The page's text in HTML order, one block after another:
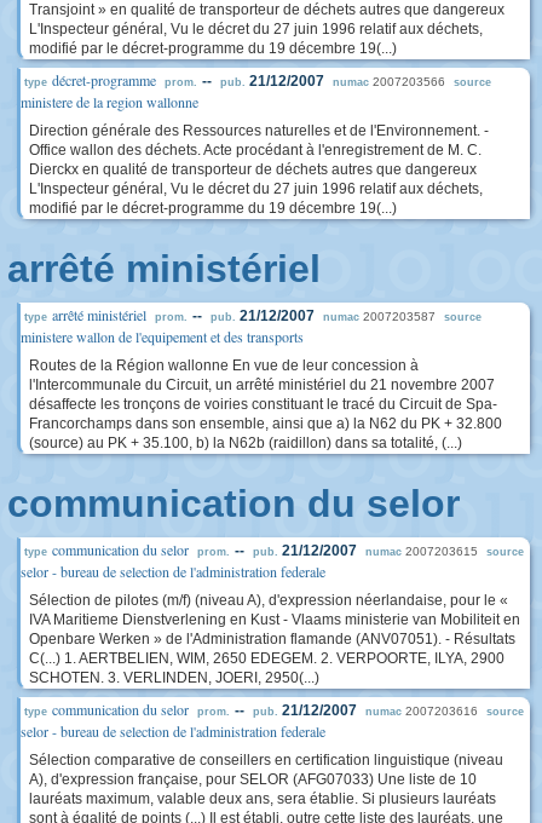
Transjoint » en qualité de transporteur de déchets autres que dangereux
L'Inspecteur général, Vu le décret du 27 juin 1996 relatif aux déchets,
modifié par le décret-programme du 19 décembre 19(...)
type décret-programme prom. -- pub. 21/12/2007 numac 2007203566 source
ministere de la region wallonne
Direction générale des Ressources naturelles et de l'Environnement. -
Office wallon des déchets. Acte procédant à l'enregistrement de M. C.
Dierckx en qualité de transporteur de déchets autres que dangereux
L'Inspecteur général, Vu le décret du 27 juin 1996 relatif aux déchets,
modifié par le décret-programme du 19 décembre 19(...)
arrêté ministériel
type arrêté ministériel prom. -- pub. 21/12/2007 numac 2007203587 source
ministere wallon de l'equipement et des transports
Routes de la Région wallonne En vue de leur concession à
l'Intercommunale du Circuit, un arrêté ministériel du 21 novembre 2007
désaffecte les tronçons de voiries constituant le tracé du Circuit de Spa-
Francorchamps dans son ensemble, ainsi que a) la N62 du PK + 32.800
(source) au PK + 35.100, b) la N62b (raidillon) dans sa totalité, (...)
communication du selor
type communication du selor prom. -- pub. 21/12/2007 numac 2007203615 source
selor - bureau de selection de l'administration federale
Sélection de pilotes (m/f) (niveau A), d'expression néerlandaise, pour le «
IVA Maritieme Dienstverlening en Kust - Vlaams ministerie van Mobiliteit en
Openbare Werken » de l'Administration flamande (ANV07051). - Résultats
C(...) 1. AERTBELIEN, WIM, 2650 EDEGEM. 2. VERPOORTE, ILYA, 2900
SCHOTEN. 3. VERLINDEN, JOERI, 2950(...)
type communication du selor prom. -- pub. 21/12/2007 numac 2007203616 source
selor - bureau de selection de l'administration federale
Sélection comparative de conseillers en certification linguistique (niveau
A), d'expression française, pour SELOR (AFG07033) Une liste de 10
lauréats maximum, valable deux ans, sera établie. Si plusieurs lauréats
sont à égalité de points (...) Il est établi, outre cette liste des lauréats, une